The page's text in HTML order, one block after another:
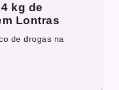
kg de
Lontras
de drogas na